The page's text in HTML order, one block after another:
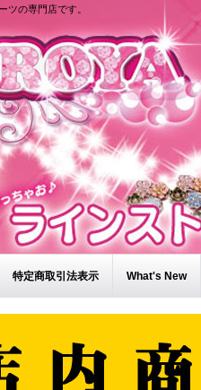
ツの専門店です。
特定商取引法表示 What's New